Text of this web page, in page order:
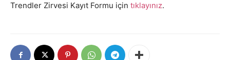
Trendler Zirvesi Kayıt Formu için tıklayınız.